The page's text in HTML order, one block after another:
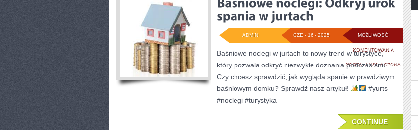
MOŻLIWOŚĆ
KOMENTOWANIABAŚNIOWE
NOCLEGI:
ODKRYJ
UROK
SPANIA
ZOSTAŁA WYŁĄCZONA
CZE - 16 - 2025
ADMIN
Baśniowe noclegi w jurtach to nowy trend w turystyce,
który pozwala odkryć niezwykłe doznania podczas snu.
Czy chcesz sprawdzić, jak wygląda spanie w prawdziwym
baśniowym domku? Sprawdź nasz artykuł!
#yurts
#noclegi #turystyka
CONTINUE